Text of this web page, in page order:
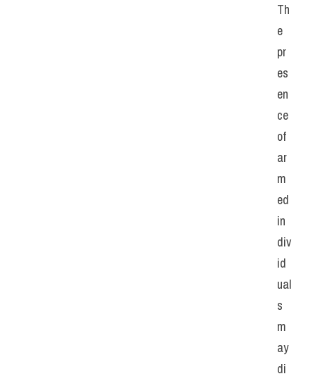
Th
e
pr
es
en
ce
of
ar
m
ed
in
div
id
ual
s
m
ay
di